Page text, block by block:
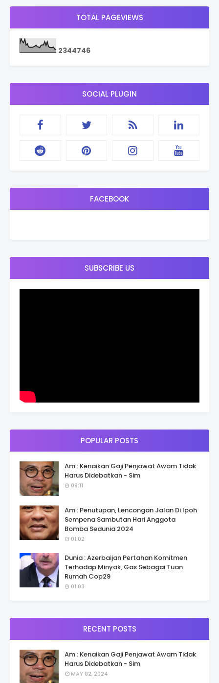
TOTAL PAGEVIEWS
2344746
SOCIAL PLUGIN
FACEBOOK
SUBSCRIBE US
POPULAR POSTS
Am : Kenaikan Gaji Penjawat Awam Tidak
Harus Didebatkan - Sim
09:11
Am : Penutupan, Lencongan Jalan Di Ipoh
Sempena Sambutan Hari Anggota
Bomba Sedunia 2024
01:02
Dunia : Azerbaijan Pertahan Komitmen
Terhadap Minyak, Gas Sebagai Tuan
Rumah Cop29
01:03
RECENT POSTS
Am : Kenaikan Gaji Penjawat Awam Tidak
Harus Didebatkan - Sim
MAY 02, 2024